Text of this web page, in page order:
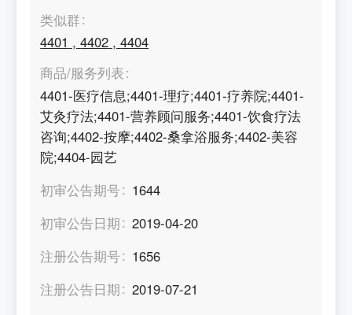
类似群
4401 ,4402 ,4404
商品/服务列表
4401-医疗信息;4401-理疗;4401-疗养院;4401-
艾灸疗法;4401-营养顾问服务;4401-饮食疗法
咨询;4402-按摩;4402-桑拿浴服务;4402-美容
院;4404-园艺
初审公告期号
1644
初审公告日期
2019-04-20
注册公告期号
1656
注册公告日期
2019-07-21